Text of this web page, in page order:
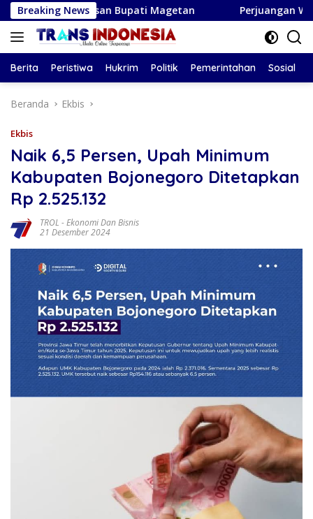
Langsung
ke
konten
Breaking News
Bupati Magetan Perjuangan Wali Kota Berbuah
Berita Peristiwa Hukrim Politik Pemerintahan Sosial
Beranda Ekbis
Ekbis
Naik 6,5 Persen, Upah Minimum
Kabupaten Bojonegoro Ditetapkan
Rp 2.525.132
TROL -Ekonomi Dan Bisnis
21 Desember 2024